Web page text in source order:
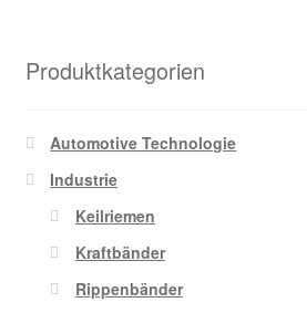
Produktkategorien
Automotive Technologie
Industrie
Keilriemen
Kraftbänder
Rippenbänder